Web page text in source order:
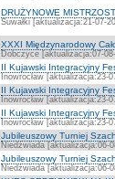
DRUŻYNOWE
Suwałki [aktualizacja:21-07-
XXXI Międzynarodowy
Dobczyce [aktualizacja:07-
II Kujawski Integracyjny
Inowrocław [aktualizacja:23-
II Kujawski Integracyjny
Inowrocław [aktualizacja:23-
II Kujawski Integracyjny
Inowrocław [aktualizacja:23-
Jubileuszowy Turniej
Niedźwiada [aktualizacja:06-
Jubileuszowy Turniej
Niedźwiada [aktualizacja:06-